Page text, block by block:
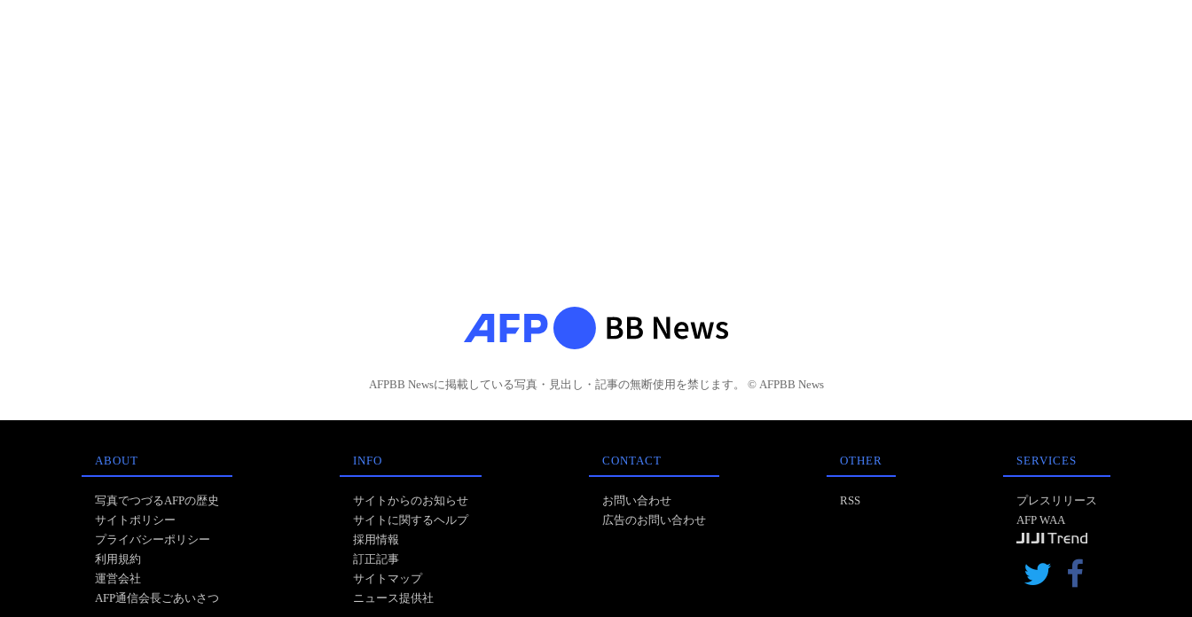
AFPBB Newsに掲載している写真・見出し・記事の無断使用を禁じます。 © AFPBB News
ABOUT
写真でつづるAFPの歴史
サイトポリシー
プライバシーポリシー
利用規約
運営会社
AFP通信会長ごあいさつ
INFO
サイトからのお知らせ
サイトに関するヘルプ
採用情報
訂正記事
サイトマップ
ニュース提供社
CONTACT
お問い合わせ
広告のお問い合わせ
OTHER
RSS
SERVICES
プレスリリース
AFP WAA